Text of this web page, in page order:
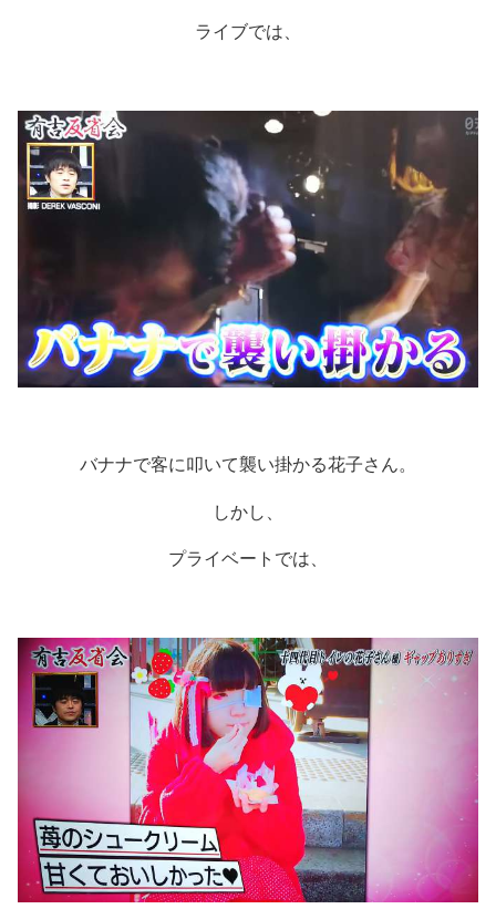
ライブでは、
バナナで客に叩いて襲い掛かる花子さん。
しかし、
プライベートでは、